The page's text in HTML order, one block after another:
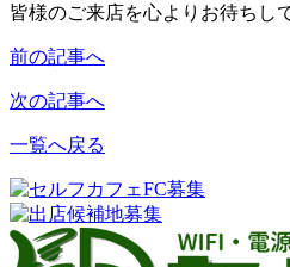
皆様のご来店を心よりお待ちし
前の記事へ
次の記事へ
一覧へ戻る